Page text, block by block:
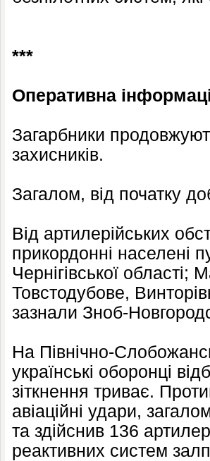
***
Оперативна
Загарбники
захисників.
Загалом, від початку
Від артилерійських
прикордонні населені
Чернігівської
Товстодубове,
зазнали Зноб-
На Північно-
українські оборонці
зіткнення триває.
авіаційні удари,
та здійснив 136
реактивних систем